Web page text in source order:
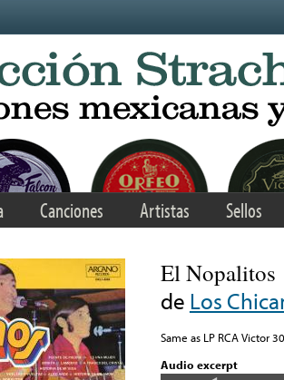
Canciones Artistas Sellos
El Nopalitos
de Los
Same as LP RCA Victor
Audio excerpt